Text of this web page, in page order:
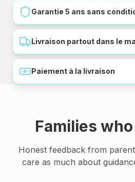
Garantie 5 ans sans
Livraison partout dans le
Paiement à la livraison
Families
Honest feedback from
care as much about